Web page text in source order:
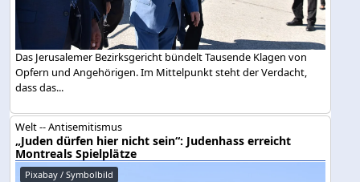
Das Jerusalemer Bezirksgericht bündelt Tausende Klagen von
Opfern und Angehörigen. Im Mittelpunkt steht der Verdacht,
dass das...
Welt -- Antisemitismus
„Juden dürfen hier nicht sein“: Judenhass erreicht
Montreals Spielplätze
Pixabay / Symbolbild